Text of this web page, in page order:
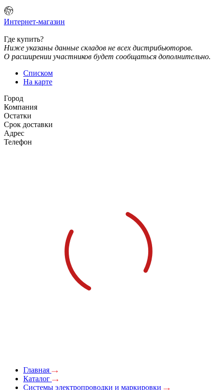
Интернет-магазин
Где купить?
Ниже указаны данные складов не всех дистрибьюторов.
О расширении участников будет сообщаться дополнительно.
Списком
На карте
Город
Компания
Остатки
Срок доставки
Адрес
Телефон
Главная
Каталог
Системы электропроводки и маркировки